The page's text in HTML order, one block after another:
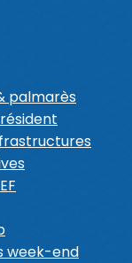
palmarès
week-end